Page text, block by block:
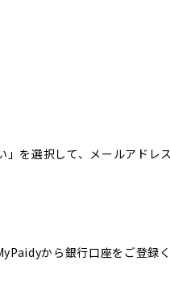
を選択して、メールアドレ
から銀行口座をご登録